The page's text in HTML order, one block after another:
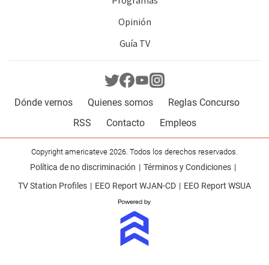
Opinión
Guía TV
Dónde vernos Quienes somos
Reglas Concurso
RSS
Contacto Empleos
Copyright americateve 2026. Todos los derechos reservados.
Política de no discriminación
Términos y Condiciones
TV Station Profiles
EEO Report WJAN-CD EEO Report WSUA